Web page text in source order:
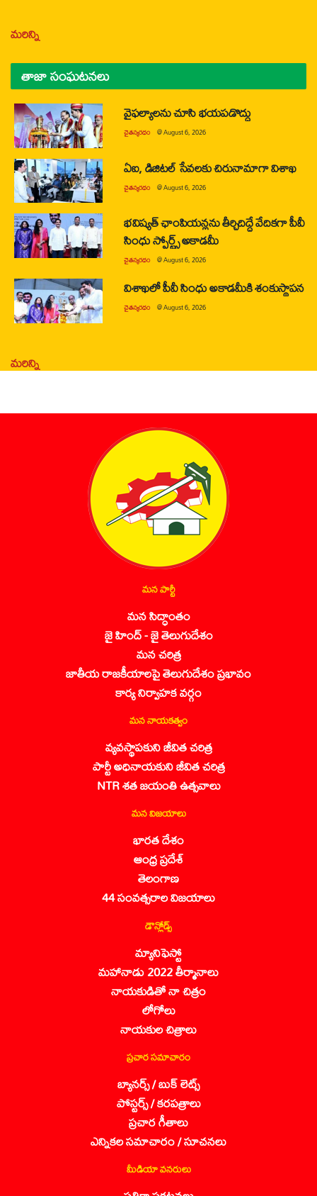
మరిన్ని
తాజా సంఘటనలు
వైఫల్యాలను చూసి భయపడొద్దు
చైతన్యరధం @August 6, 2026
ఏఐ, డిజిటల్ సేవలకు చిరునామాగా విశాఖ
చైతన్యరధం @August 6, 2026
భవిష్యత్ ఛాంపియన్లను తీర్చిదిద్దే వేదికగా పీవీ
సింధు స్పోర్ట్స్ అకాడమీ
చైతన్యరధం @August 6, 2026
విశాఖలో పీవీ సింధు అకాడమీకి శంకుస్థాపన
చైతన్యరధం @August 6, 2026
మరిన్ని
మన పార్టీ
మన సిద్ధాంతం
జై హింద్ - జై తెలుగుదేశం
మన చరిత్ర
జాతీయ రాజకీయాలపై తెలుగుదేశం ప్రభావం
కార్య నిర్వాహక వర్గం
మన నాయకత్వం
వ్యవస్థాపకుని జీవిత చరిత్ర
పార్టీ అధినాయకుని జీవిత చరిత్ర
NTR శత జయంతి ఉత్సవాలు
మన విజయాలు
భారత దేశం
ఆంధ్ర ప్రదేశ్
తెలంగాణ
44 సంవత్సరాల విజయాలు
డౌన్లోడ్స్
మ్యానిఫెస్టో
మహానాడు 2022 తీర్మానాలు
నాయకుడితో నా చిత్రం
లోగోలు
నాయకుల చిత్రాలు
ప్రచార సమాచారం
బ్యానర్స్ / బుక్ లెట్స్
పోస్టర్స్ / కరపత్రాలు
ప్రచార గీతాలు
ఎన్నికల సమాచారం / సూచనలు
మీడియా వనరులు